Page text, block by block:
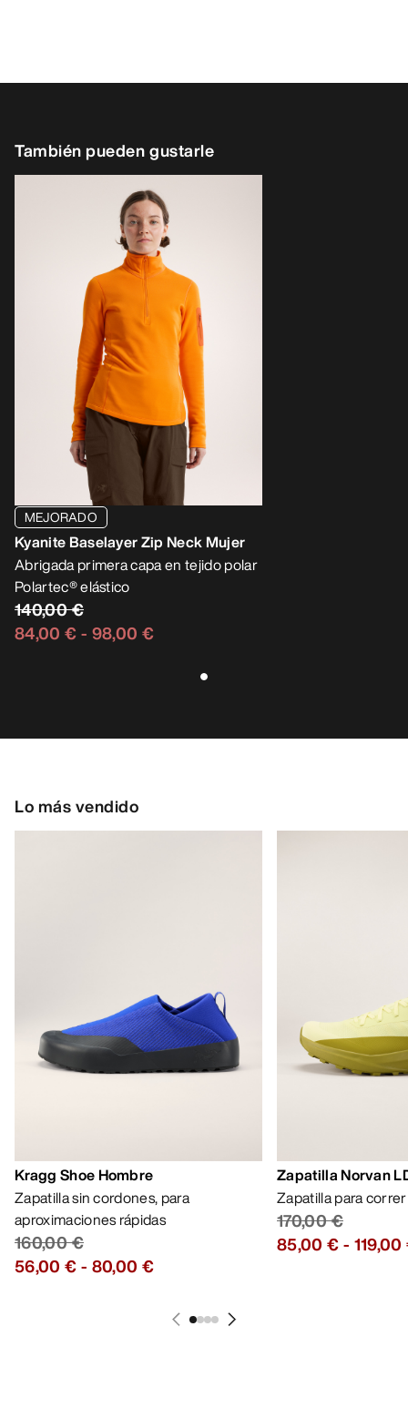
También pueden gustarle
MEJORADO
Kyanite Baselayer Zip Neck Mujer
Abrigada primera capa en tejido polar
Polartec® elástico
140,00 €
84,00 €- 98,00 €
Lo más vendido
Kragg Shoe Hombre
Zapatilla sin cordones, para
aproximaciones rápidas
160,00 €
56,00 €- 80,00 €
Zapatilla Norvan
Zapatilla para
170,00 €
85,00 €-